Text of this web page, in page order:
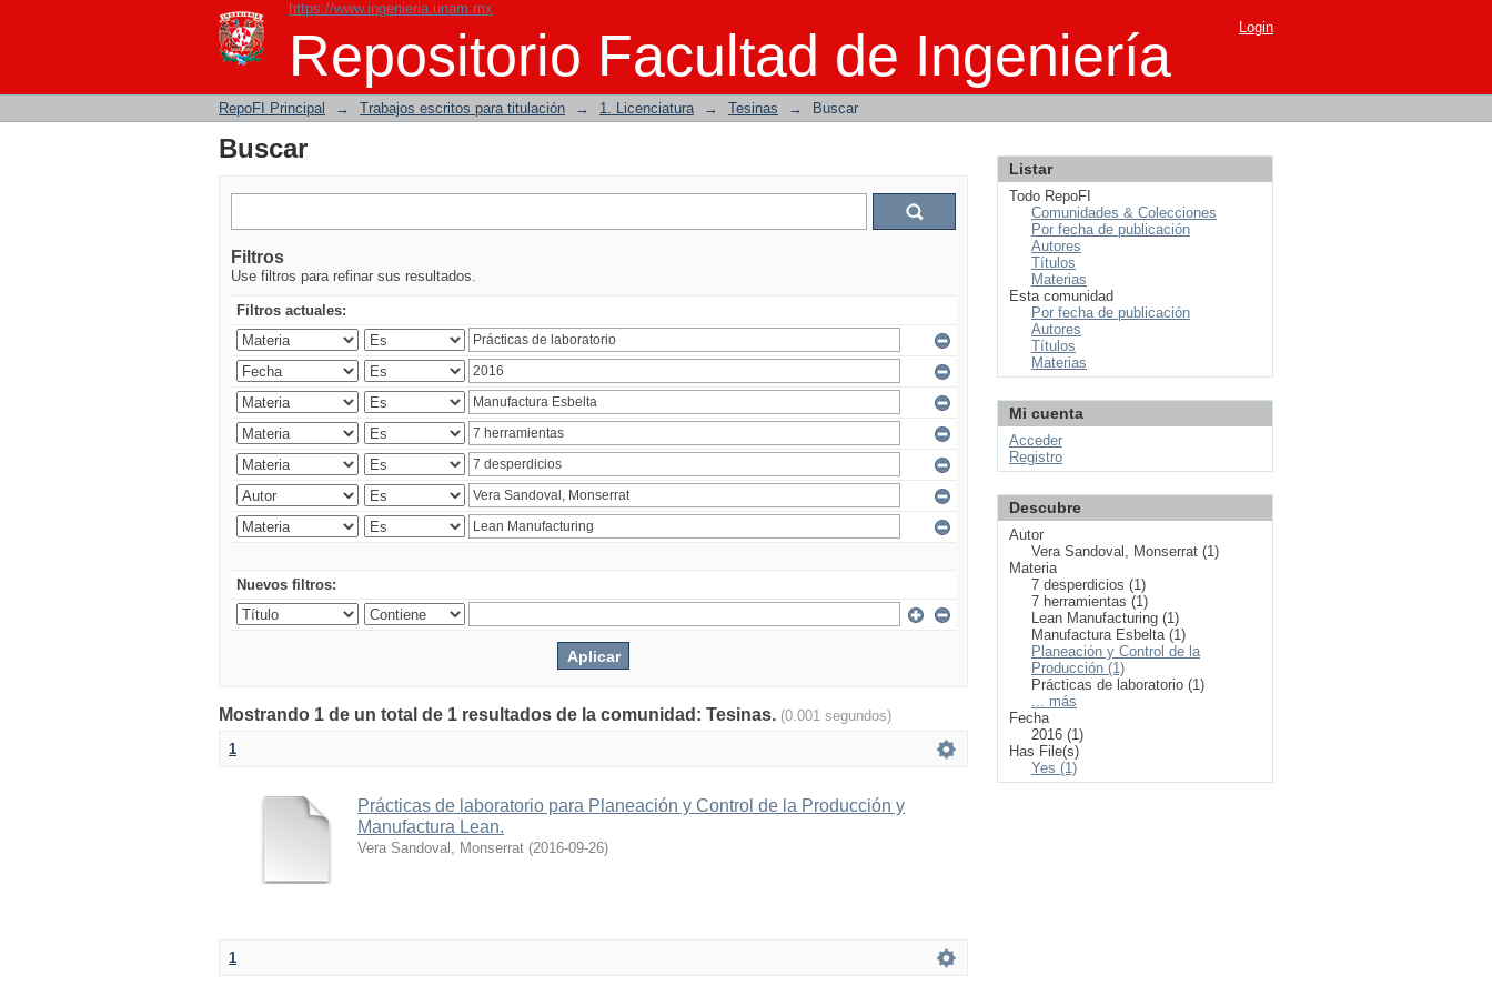
https://www.ingenieria.unam.mx
Repositorio Facultad de Ingeniería
Buscar Login
RepoFI Principal → Trabajos escritos para titulación → 1. Licenciatura → Tesinas → Buscar
Buscar
Filtros
Use filtros para refinar sus resultados.
Filtros actuales:
Nuevos filtros:
Mostrando 1 de un total de 1 resultados de la comunidad: Tesinas. (0.001 segundos)
1
Prácticas de laboratorio para Planeación y Control de la Producción y
Manufactura Lean.
Vera Sandoval, Monserrat (2016-09-26)
1
Listar
Todo RepoFI
Comunidades & Colecciones
Por fecha de publicación
Autores
Títulos
Materias
Esta comunidad
Por fecha de publicación
Autores
Títulos
Materias
Mi cuenta
Acceder
Registro
Descubre
Autor
Vera Sandoval, Monserrat (1)
Materia
7 desperdicios (1)
7 herramientas (1)
Lean Manufacturing (1)
Manufactura Esbelta (1)
Planeación y Control de la
Producción (1)
Prácticas de laboratorio (1)
... más
Fecha
2016 (1)
Has File(s)
Yes (1)